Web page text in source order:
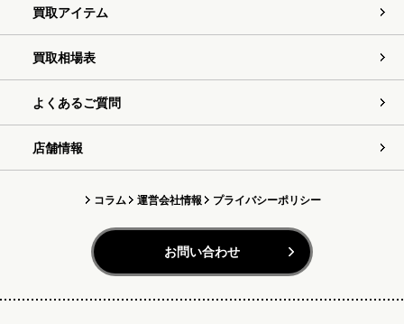
買取アイテム
買取相場表
よくあるご質問
店舗情報
コラム 運営会社情報 プライバシーポリシー
お問い合わせ